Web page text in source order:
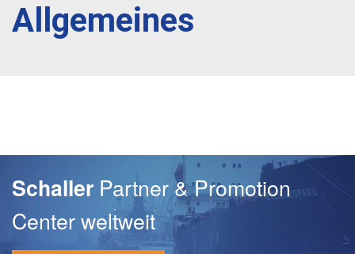
Allgemeines
Schaller Partner & Promotion
Center weltweit